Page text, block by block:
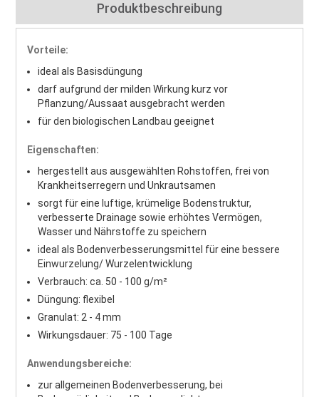
Produktbeschreibung
Vorteile:
ideal als Basisdüngung
darf aufgrund der milden Wirkung kurz vor
Pflanzung/Aussaat ausgebracht werden
für den biologischen Landbau geeignet
Eigenschaften:
hergestellt aus ausgewählten Rohstoffen, frei von
Krankheitserregern und Unkrautsamen
sorgt für eine luftige, krümelige Bodenstruktur,
verbesserte Drainage sowie erhöhtes Vermögen,
Wasser und Nährstoffe zu speichern
ideal als Bodenverbesserungsmittel für eine bessere
Einwurzelung/ Wurzelentwicklung
Verbrauch: ca. 50 - 100 g/m²
Düngung: flexibel
Granulat: 2 - 4 mm
Wirkungsdauer: 75 - 100 Tage
Anwendungsbereiche:
zur allgemeinen Bodenverbesserung, bei